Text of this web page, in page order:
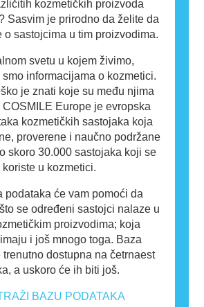
kozmetičkih proizvoda
Sasvim je prirodno da želite da
o sastojcima u tim proizvodima.
svetu u kojem živimo,
informacijama o kozmetici.
je znati koje su među njima
COSMILE Europe je evropska
kozmetičkih sastojaka koja
proverene i naučno podržane
skoro 30.000 sastojaka koji se
koriste u kozmetici.
podataka će vam pomoći da
se određeni sastojci nalaze u
proizvodima; koja
i još mnogo toga. Baza
trenutno dostupna na četrnaest
a uskoro će ih biti još.
BAZU PODATAKA